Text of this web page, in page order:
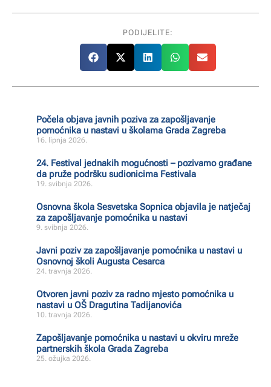
PODIJELITE:
Počela objava javnih poziva za zapošljavanje
pomoćnika u nastavi u školama Grada Zagreba
16. lipnja 2026.
24. Festival jednakih mogućnosti – pozivamo građane
da pruže podršku sudionicima Festivala
19. svibnja 2026.
Osnovna škola Sesvetska Sopnica objavila je natječaj
za zapošljavanje pomoćnika u nastavi
9. svibnja 2026.
Javni poziv za zapošljavanje pomoćnika u nastavi u
Osnovnoj školi Augusta Cesarca
24. travnja 2026.
Otvoren javni poziv za radno mjesto pomoćnika u
nastavi u OŠ Dragutina Tadijanovića
10. travnja 2026.
Zapošljavanje pomoćnika u nastavi u okviru mreže
partnerskih škola Grada Zagreba
25. ožujka 2026.